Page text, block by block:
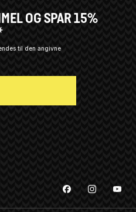
OG SPAR 15%
til den angivne